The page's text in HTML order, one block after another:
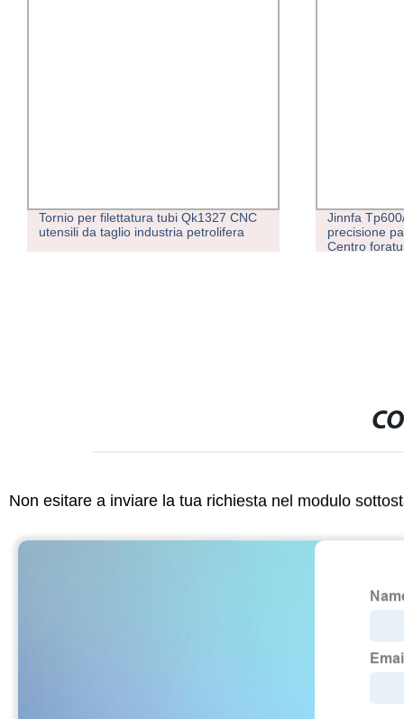
Tornio per filettatura tubi Qk1327 CNC
utensili da taglio industria petrolifera
Jinnfa
precisione
Centro
Non esitare a inviare la tua richiesta nel modulo